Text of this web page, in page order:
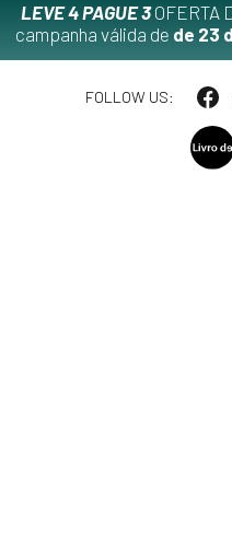
LEVE 4 PAGUE 3OFERTA
campanha válida de de 23
FOLLOW US: